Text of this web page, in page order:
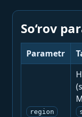
So‘rov
Parametr
region